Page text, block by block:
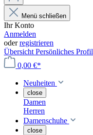
Menü schließen
Ihr Konto
Anmelden
oderregistrieren
Übersicht Persönliches Profil
0,00 €*
Neuheiten
close
Damen
Herren
Damenschuhe
close